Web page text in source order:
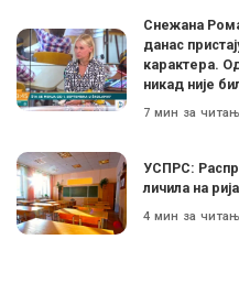
Снежана
данас
карактера.
никад није
7 мин за
УСПРС:
личила на
4 мин за